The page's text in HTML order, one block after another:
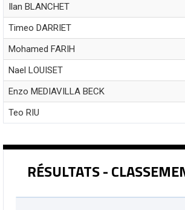
Ilan BLANCHET
Timeo DARRIET
Mohamed FARIH
Nael LOUISET
Enzo MEDIAVILLA BECK
Teo RIU
RÉSULTATS -